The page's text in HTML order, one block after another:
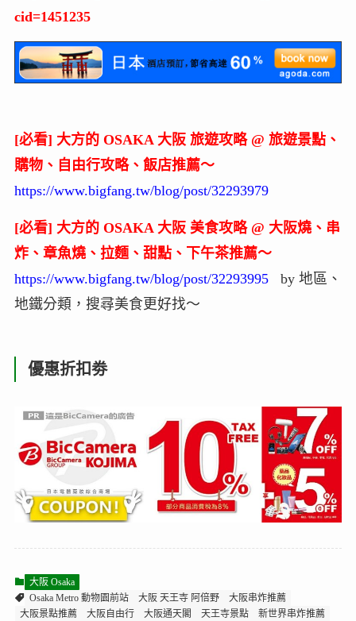
cid=1451235
[必看] 大方的 OSAKA 大阪 旅遊攻略 @ 旅遊景點、
購物、自由行攻略、飯店推薦～
https://www.bigfang.tw/blog/post/32293979
[必看] 大方的 OSAKA 大阪 美食攻略 @ 大阪燒、串
炸、章魚燒、拉麵、甜點、下午茶推薦～
https://www.bigfang.tw/blog/post/32293995by 地區、
地鐵分類，搜尋美食更好找～
優惠折扣劵
大阪 Osaka
Osaka Metro 動物園前站
大阪 天王寺 阿倍野
大阪串炸推薦
大阪景點推薦
大阪自由行 大阪通天閣 天王寺景點 新世界串炸推薦